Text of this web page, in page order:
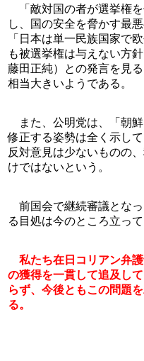
「敵対国の者が選挙権
し、国の安全を脅かす最
「日本は単一民族国家で
も被選挙権は与えない方
藤田正純）との発言を見
相当大きいようである。
また、公明党は、「朝
修正する姿勢は全く示し
反対意見は少ないものの
けではないという。
前国会で継続審議とな
る目処は今のところ立っ
私たち在日コリアン弁
の獲得を一貫して追及し
らず、今後ともこの問題
る。